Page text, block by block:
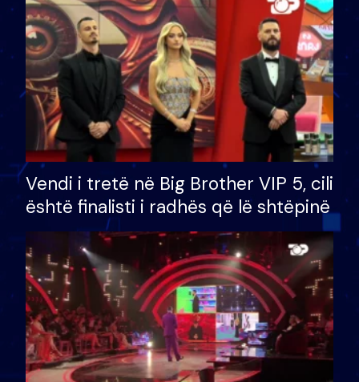
Vendi i tretë në Big Brother VIP 5, cili
është finalisti i radhës që lë shtëpinë